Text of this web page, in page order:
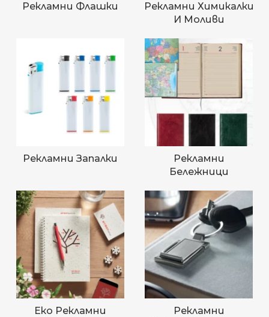
Рекламни Флашки
Рекламни Химикалки
И Моливи
Рекламни Запалки
Рекламни
Бележници
Еко Рекламни
Рекламни